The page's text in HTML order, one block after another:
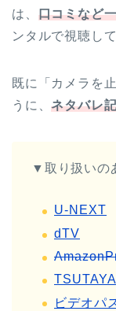
は、 口コミなど
ンタルで視聴し
既に「カメラを
うに、ネタバレ
▼取り扱いの
U-NEXT
dTV
ビデオパ